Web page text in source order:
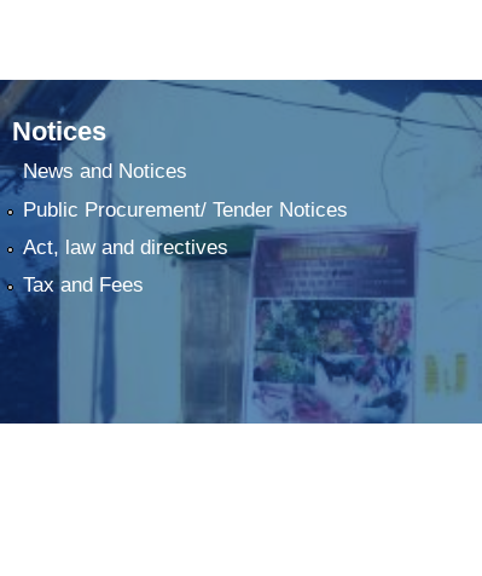
Notices
News and Notices
Public Procurement/ Tender Notices
Act, law and directives
Tax and Fees